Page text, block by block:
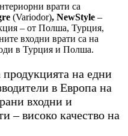
врати са
(Variodor), NewStyle –
– от Полша, Турция,
входни врати са на
в Турция и Полша.
на едни
в Европа на
входни и
– високо качество на